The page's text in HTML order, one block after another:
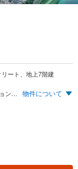
ート、地上7階建
14年ぶり※のJR甲子園口駅徒歩3分の新築分譲マンション。 プライバシー性の高い角住戸率75％（16戸中12戸） 住居専有面積55.00m²～68.00m² 空間を有効的に活かすキュービックプラン※＆ワイドスパン※ 先着順申込受付中 ※JR東海道本線（神戸線）「甲子園口」駅徒歩3分圏内での新築分譲マンションは、14年振りの供給となります。（2025年3月MRC調べ） ※「C」「E」「Er」タイプは、キュービックプラン、「A」「B」「E」「Er」タイプ（スパン幅7m以上）は、ワイドスパンプランに該当します。 ※自転車分数は300mを1分として計算した現地からの概測時間で、端数は切り上げています。
物件について